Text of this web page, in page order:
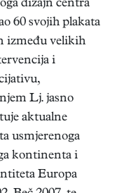
dizajn centra
60 svojih plakata
između velikih
i
Lj. jasno
aktualne
usmjerenoga
kontinenta i
Europa